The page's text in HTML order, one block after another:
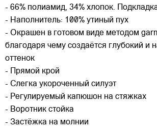
- 66% полиамид, 34% хлопок.
- Наполнитель: 100% утиный пух
- Окрашен в готовом виде методом
благодаря чему создаётся глубокий и
оттенок
- Прямой крой
- Слегка укороченный силуэт
- Регулируемый капюшон на стяжках
- Воротник стойка
- Застёжка на молнии